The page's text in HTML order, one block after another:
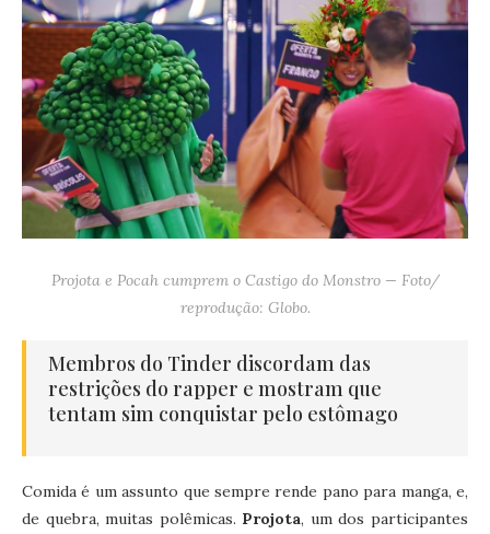
Projota e Pocah cumprem o Castigo do Monstro — Foto/
reprodução: Globo.
Membros do Tinder discordam das
restrições do rapper e mostram que
tentam sim conquistar pelo estômago
Comida é um assunto que sempre rende pano para manga, e,
de quebra, muitas polêmicas. Projota, um dos participantes